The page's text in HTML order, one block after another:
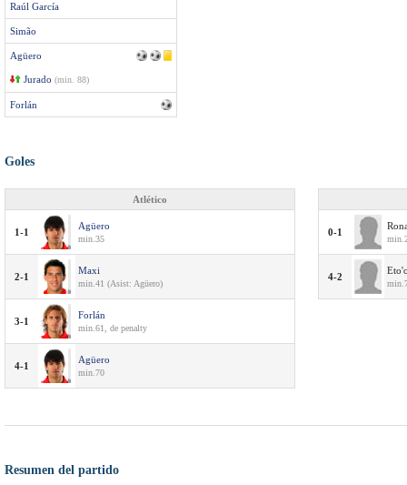
Raúl García
Simão
Agüero
Jurado (min. 88)
Forlán
Goles
Atlético
1-1
Agüero
min.35
2-1
Maxi
min.41 (Asist: Agüero)
3-1
Forlán
min.61, de penalty
4-1
Agüero
min.70
0-1
4-2
Resumen del partido